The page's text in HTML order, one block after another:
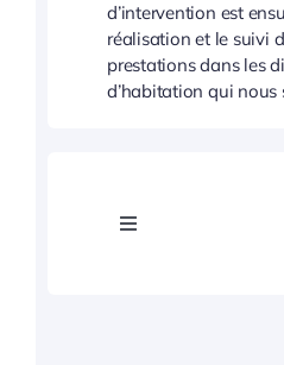
d’intervention est
réalisation et le suivi
prestations dans les
d’habitation qui nous
Toggle